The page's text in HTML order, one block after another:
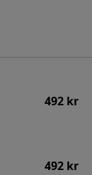
492 kr
492 kr